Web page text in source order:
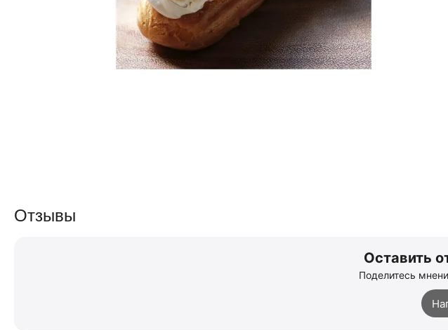
Отзывы
Оставить
Поделитесь